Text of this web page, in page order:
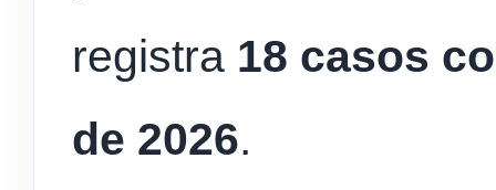
registra 18 casos
de 2026.